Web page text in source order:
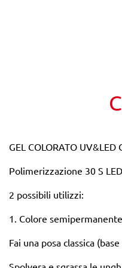
GEL COLORATO UV&LED
Polimerizzazione 30 S
2 possibili utilizzi:
1. Colore
Fai una posa classica